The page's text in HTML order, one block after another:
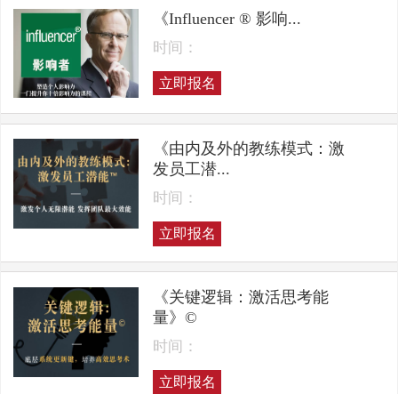
《Influencer ® 影响...
时间：
立即报名
《由内及外的教练模式：激
发员工潜...
时间：
立即报名
《关键逻辑：激活思考能
量》©
时间：
立即报名